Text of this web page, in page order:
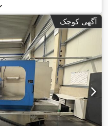
آگهی کوچک